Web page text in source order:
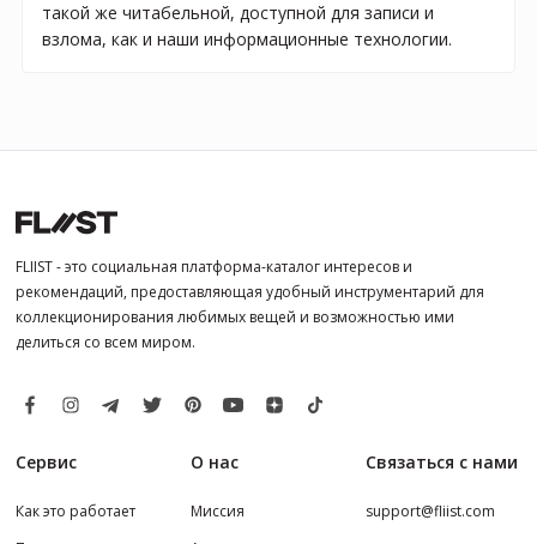
такой же читабельной, доступной для записи и
взлома, как и наши информационные технологии.
FLIIST - это социальная платформа-каталог интересов и
рекомендаций, предоставляющая удобный инструментарий для
коллекционирования любимых вещей и возможностью ими
делиться со всем миром.
Сервис
Как это работает
О нас
Миссия
Связаться с нами
support@fliist.com